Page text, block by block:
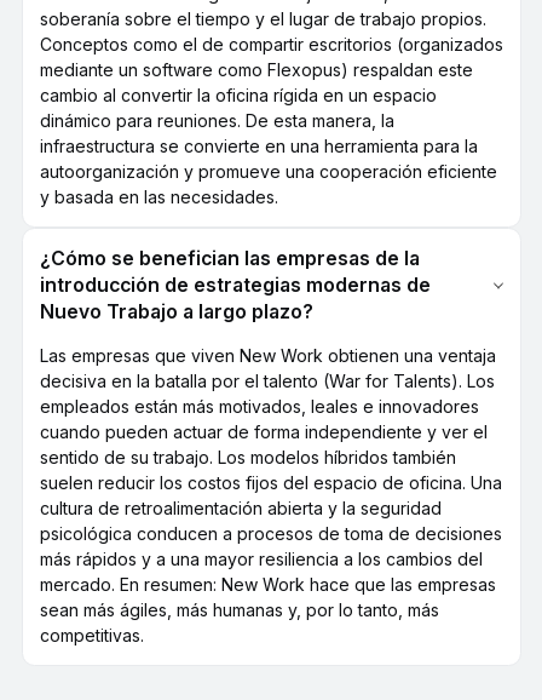
soberanía sobre el tiempo y el lugar de trabajo propios.
Conceptos como el de compartir escritorios (organizados
mediante un software como Flexopus) respaldan este
cambio al convertir la oficina rígida en un espacio
dinámico para reuniones. De esta manera, la
infraestructura se convierte en una herramienta para la
autoorganización y promueve una cooperación eficiente
y basada en las necesidades.
¿Cómo se benefician las empresas de la
introducción de estrategias modernas de
Nuevo Trabajo a largo plazo?
Las empresas que viven New Work obtienen una ventaja
decisiva en la batalla por el talento (War for Talents). Los
empleados están más motivados, leales e innovadores
cuando pueden actuar de forma independiente y ver el
sentido de su trabajo. Los modelos híbridos también
suelen reducir los costos fijos del espacio de oficina. Una
cultura de retroalimentación abierta y la seguridad
psicológica conducen a procesos de toma de decisiones
más rápidos y a una mayor resiliencia a los cambios del
mercado. En resumen: New Work hace que las empresas
sean más ágiles, más humanas y, por lo tanto, más
competitivas.